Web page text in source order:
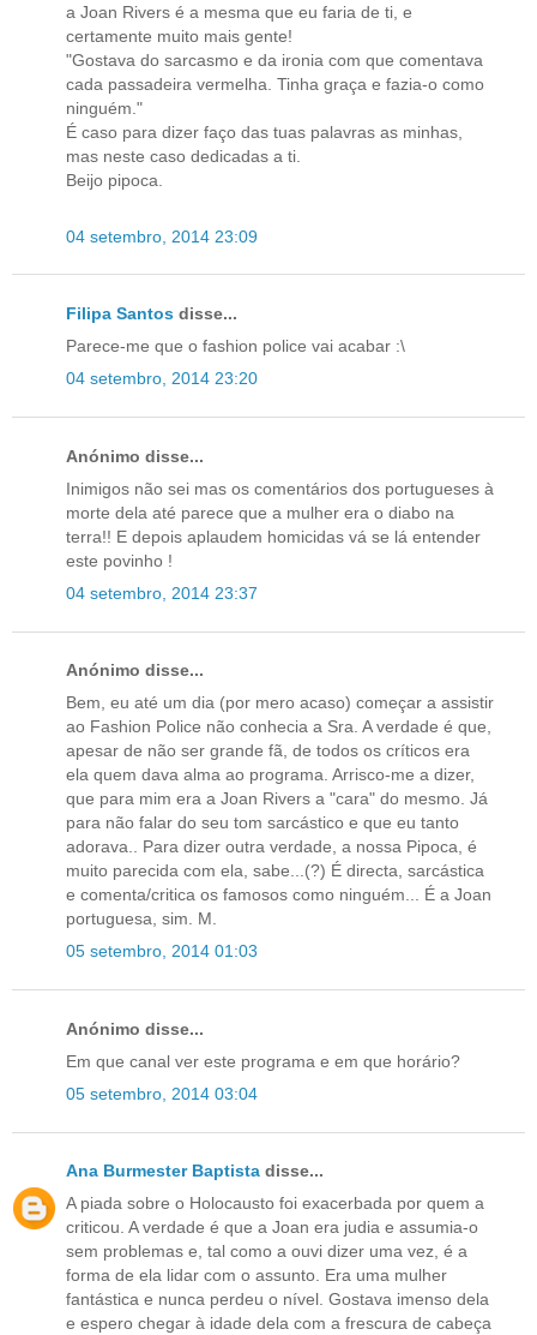
a Joan Rivers é a mesma que eu faria de ti, e
certamente muito mais gente!
"Gostava do sarcasmo e da ironia com que comentava
cada passadeira vermelha. Tinha graça e fazia-o como
ninguém."
É caso para dizer faço das tuas palavras as minhas,
mas neste caso dedicadas a ti.
Beijo pipoca.
04 setembro, 2014 23:09
Filipa Santos disse...
Parece-me que o fashion police vai acabar :\
04 setembro, 2014 23:20
Anónimo disse...
Inimigos não sei mas os comentários dos portugueses à
morte dela até parece que a mulher era o diabo na
terra!! E depois aplaudem homicidas vá se lá entender
este povinho !
04 setembro, 2014 23:37
Anónimo disse...
Bem, eu até um dia (por mero acaso) começar a assistir
ao Fashion Police não conhecia a Sra. A verdade é que,
apesar de não ser grande fã, de todos os críticos era
ela quem dava alma ao programa. Arrisco-me a dizer,
que para mim era a Joan Rivers a "cara" do mesmo. Já
para não falar do seu tom sarcástico e que eu tanto
adorava.. Para dizer outra verdade, a nossa Pipoca, é
muito parecida com ela, sabe...(?) É directa, sarcástica
e comenta/critica os famosos como ninguém... É a Joan
portuguesa, sim. M.
05 setembro, 2014 01:03
Anónimo disse...
Em que canal ver este programa e em que horário?
05 setembro, 2014 03:04
Ana Burmester Baptista disse...
A piada sobre o Holocausto foi exacerbada por quem a
criticou. A verdade é que a Joan era judia e assumia-o
sem problemas e, tal como a ouvi dizer uma vez, é a
forma de ela lidar com o assunto. Era uma mulher
fantástica e nunca perdeu o nível. Gostava imenso dela
e espero chegar à idade dela com a frescura de cabeça